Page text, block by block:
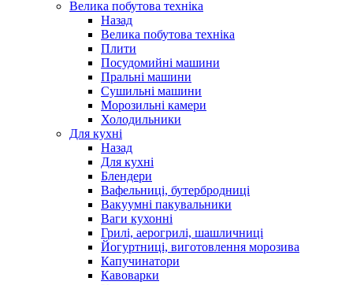
Велика побутова техніка
Назад
Велика побутова техніка
Плити
Посудомийні машини
Пральні машини
Сушильні машини
Морозильні камери
Холодильники
Для кухні
Назад
Для кухні
Блендери
Вафельниці, бутербродниці
Вакуумні пакувальники
Ваги кухонні
Грилі, аерогрилі, шашличниці
Йогуртниці, виготовлення морозива
Капучинатори
Кавоварки